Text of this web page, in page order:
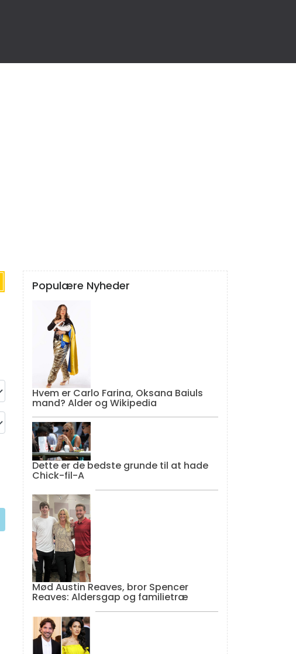
Populære Nyheder
Hvem er Carlo Farina, Oksana Baiuls
mand? Alder og Wikipedia
Dette er de bedste grunde til at hade
Chick-fil-A
Mød Austin Reaves, bror Spencer
Reaves: Aldersgap og familietræ